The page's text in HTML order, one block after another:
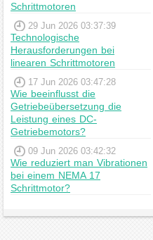
Schrittmotoren
29 Jun 2026 03:37:39
Technologische
Herausforderungen bei
linearen Schrittmotoren
17 Jun 2026 03:47:28
Wie beeinflusst die
Getriebeübersetzung die
Leistung eines DC-
Getriebemotors?
09 Jun 2026 03:42:32
Wie reduziert man Vibrationen
bei einem NEMA 17
Schrittmotor?